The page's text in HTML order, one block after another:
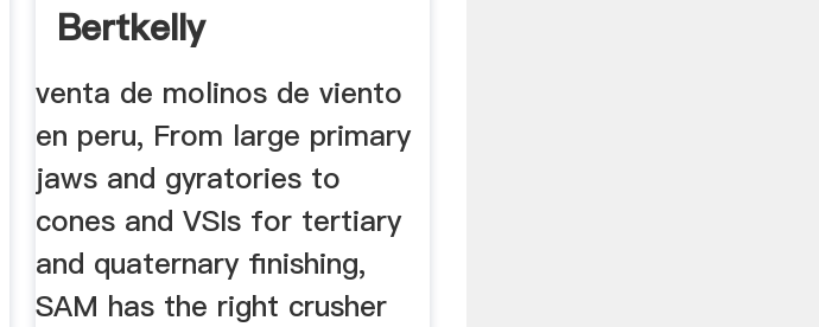
Bertkelly
venta de molinos de viento
en peru, From large primary
jaws and gyratories to
cones and VSIs for tertiary
and quaternary finishing,
SAM has the right crusher